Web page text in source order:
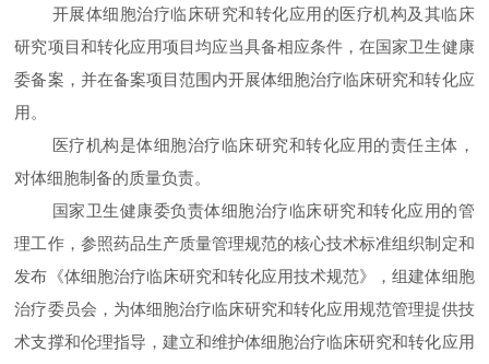
开展体细胞治疗临床研究和转化应用的医疗机构及其临床
研究项目和转化应用项目均应当具备相应条件，在国家卫生健康
委备案，并在备案项目范围内开展体细胞治疗临床研究和转化应
用。
医疗机构是体细胞治疗临床研究和转化应用的责任主体，
对体细胞制备的质量负责。
国家卫生健康委负责体细胞治疗临床研究和转化应用的管
理工作，参照药品生产质量管理规范的核心技术标准组织制定和
发布《体细胞治疗临床研究和转化应用技术规范》，组建体细胞
治疗委员会，为体细胞治疗临床研究和转化应用规范管理提供技
术支撑和伦理指导，建立和维护体细胞治疗临床研究和转化应用